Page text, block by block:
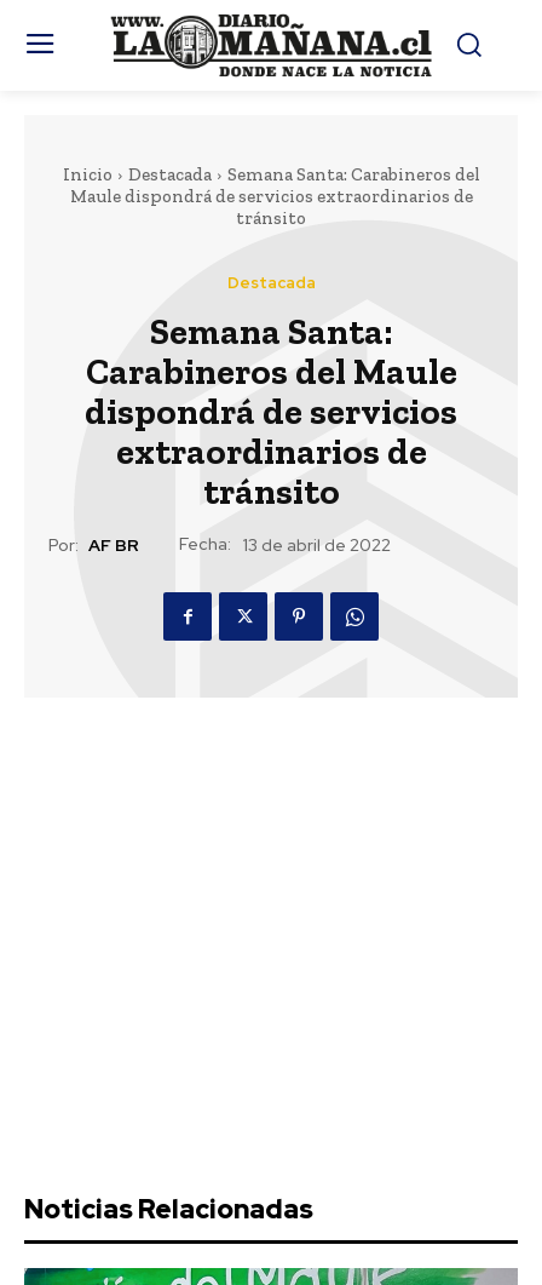
Inicio Destacada
Semana Santa: Carabineros del
Maule dispondrá de servicios extraordinarios de
tránsito
Destacada
Semana Santa:
Carabineros del Maule
dispondrá de servicios
extraordinarios de
tránsito
Por: AF BR Fecha: 13 de abril de 2022
Noticias Relacionadas